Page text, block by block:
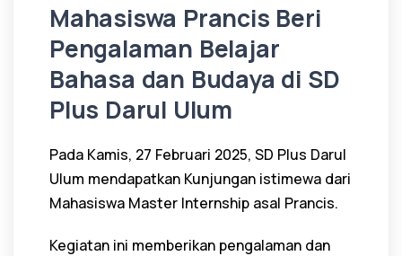
Mahasiswa Prancis Beri
Pengalaman Belajar
Bahasa dan Budaya di SD
Plus Darul Ulum
Pada Kamis, 27 Februari 2025, SD Plus Darul
Ulum mendapatkan Kunjungan istimewa dari
Mahasiswa Master Internship asal Prancis.
Kegiatan ini memberikan pengalaman dan